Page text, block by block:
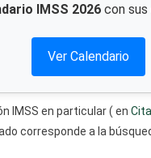
IMSS 2026 con
Ver Calendario
IMSS en particular ( en
corresponde a la